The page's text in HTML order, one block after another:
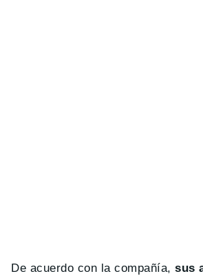
De acuerdo con la compañía,sus